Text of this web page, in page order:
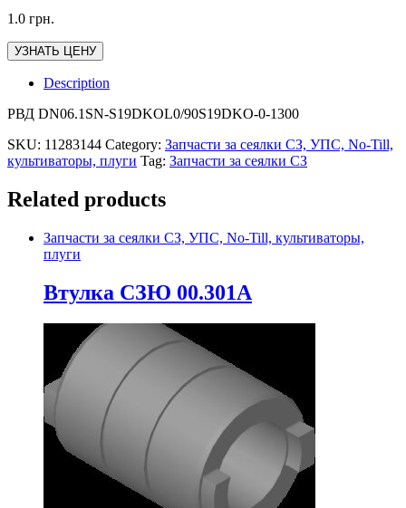
1.0 грн.
УЗНАТЬ ЦЕНУ
Description
РВД DN06.1SN-S19DKOL0/90S19DKO-0-1300
SKU: 11283144 Category: Запчасти за сеялки СЗ, УПС, No-Till,
культиваторы, плуги Tag: Запчасти за сеялки СЗ
Related products
Запчасти за сеялки СЗ, УПС, No-Till, культиваторы,
плуги
Втулка СЗЮ 00.301А